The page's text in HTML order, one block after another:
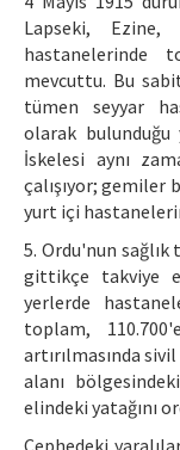
Lapseki,
hastanelerinde
mevcuttu. Bu
tümen seyyar
olarak bulunduğu
İskelesi aynı
çalışıyor; gemiler
yurt içi
5. Ordu'nun
gittikçe takviye
yerlerde
toplam,
artırılmasında
alanı
elindeki yatağını
Cephedeki